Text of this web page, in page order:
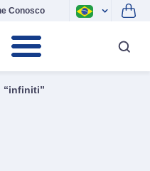
Conosco
“infiniti”